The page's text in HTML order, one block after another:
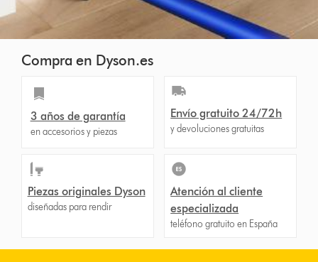
Compra en Dyson.es
3 años de garantía
en accesorios y piezas
Envío gratuito 24/72h
y devoluciones gratuitas
Piezas originales Dyson
diseñadas para rendir
Atención al cliente
especializada
teléfono gratuito en España